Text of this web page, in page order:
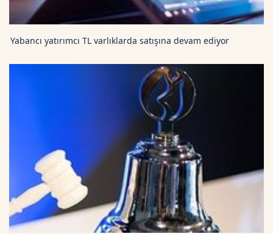
Yabancı yatırımcı TL varlıklarda satışına devam ediyor